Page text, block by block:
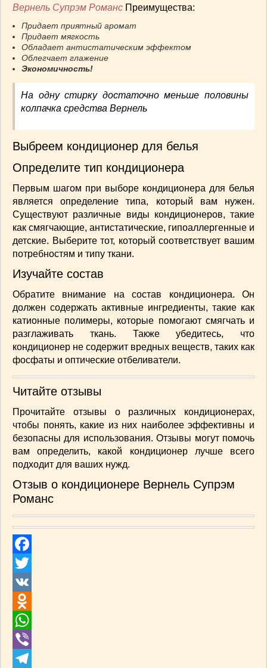
Вернель Супрэм Романс Преимущества:
Придает приятный аромат
Придает мягкость
Обладает антистатическим эффектом
Облегчает глажение
Экономичность!
На одну стирку достаточно меньше половины
колпачка средства Вернель
Выбреем кондиционер для белья
Определите тип кондиционера
Первым шагом при выборе кондиционера для белья
является определение типа, который вам нужен.
Существуют различные виды кондиционеров, такие
как смягчающие, антистатические, гипоаллергенные и
детские. Выберите тот, который соответствует вашим
потребностям и типу ткани.
Изучайте состав
Обратите внимание на состав кондиционера. Он
должен содержать активные ингредиенты, такие как
катионные полимеры, которые помогают смягчать и
разглаживать ткань. Также убедитесь, что
кондиционер не содержит вредных веществ, таких как
фосфаты и оптические отбеливатели.
Читайте отзывы
Прочитайте отзывы о различных кондиционерах,
чтобы понять, какие из них наиболее эффективны и
безопасны для использования. Отзывы могут помочь
вам определить, какой кондиционер лучше всего
подходит для ваших нужд.
Отзыв о кондиционере Вернель Супрэм
Романс
Facebook
Twitter
VK
Odnoklassniki
WhatsApp
Viber